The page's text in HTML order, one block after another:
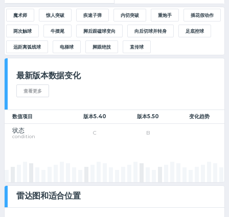
魔术师 惊人突破 疾速子弹 内切突破 重炮手 插花假动作
两次触球 牛摆尾 脚后跟磕球变向 向后切球并转身 足底控球
远距离弧线球 电梯球 脚跟绝技 直传球
最新版本数据变化
查看更多
数值项目 版本5.40 版本5.50 变化趋势
状态
condition
C B
雷达图和适合位置